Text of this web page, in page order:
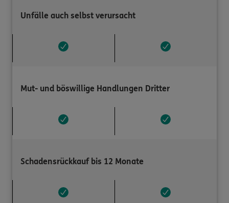
Unfälle auch selbst verursacht
Mut- und böswillige Handlungen Dritter
Schadensrückkauf bis 12 Monate